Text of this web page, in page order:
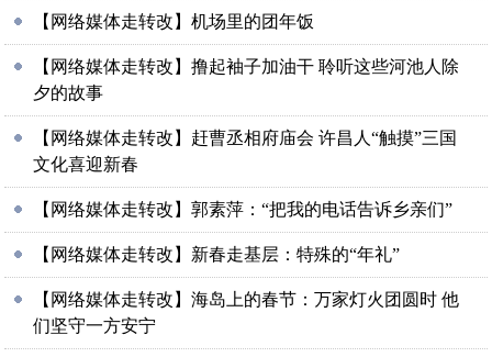
【网络媒体走转改】机场里的团年饭
【网络媒体走转改】撸起袖子加油干 聆听这些河池人除
夕的故事
【网络媒体走转改】赶曹丞相府庙会 许昌人“触摸”三国
文化喜迎新春
【网络媒体走转改】郭素萍：“把我的电话告诉乡亲们”
【网络媒体走转改】新春走基层：特殊的“年礼”
【网络媒体走转改】海岛上的春节：万家灯火团圆时 他
们坚守一方安宁